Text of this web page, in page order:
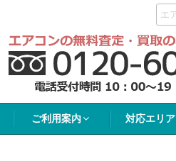
ご利用案内 対応エリア